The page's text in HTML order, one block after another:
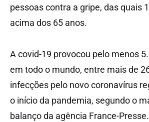
pessoas contra a gripe, das quais
acima dos 65 anos.
A covid-19 provocou pelo menos
em todo o mundo, entre mais de
infecções pelo novo coronavírus
o início da pandemia, segundo o
balanço da agência France-Presse.